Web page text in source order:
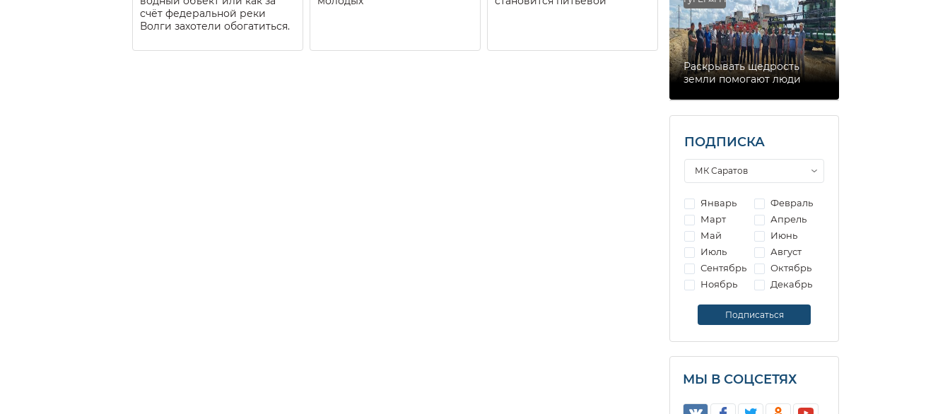
счёт федеральной реки
Волги захотели обогатиться.
Раскрывать щедрость
земли помогают люди
ПОДПИСКА
Январь
Февраль
Март
Апрель
Май
Июнь
Июль
Август
Сентябрь
Октябрь
Ноябрь
Декабрь
МЫ В СОЦСЕТЯХ